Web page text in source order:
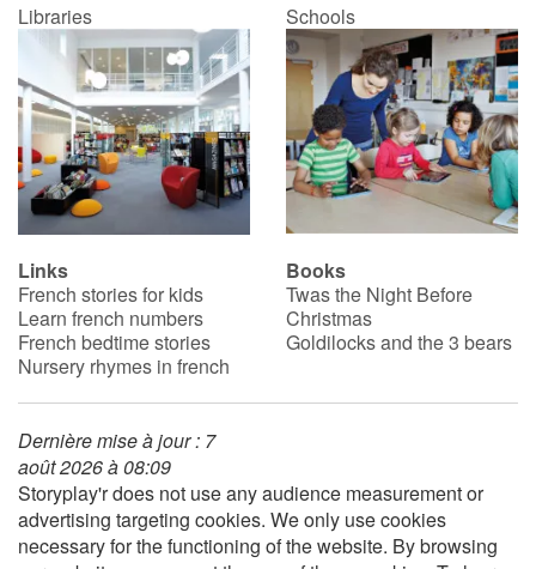
Libraries Schools
Links
French stories for kids
Learn french numbers
French bedtime stories
Nursery rhymes in french
Books
Twas the Night Before
Christmas
Goldilocks and the 3 bears
Dernière mise à jour : 7
août 2026 à 08:09
Storyplay'r does not use any audience measurement or
advertising targeting cookies. We only use cookies
necessary for the functioning of the website. By browsing